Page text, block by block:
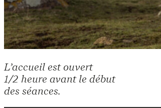
L’accueil est ouvert
1/2 heure avant le début
des séances.